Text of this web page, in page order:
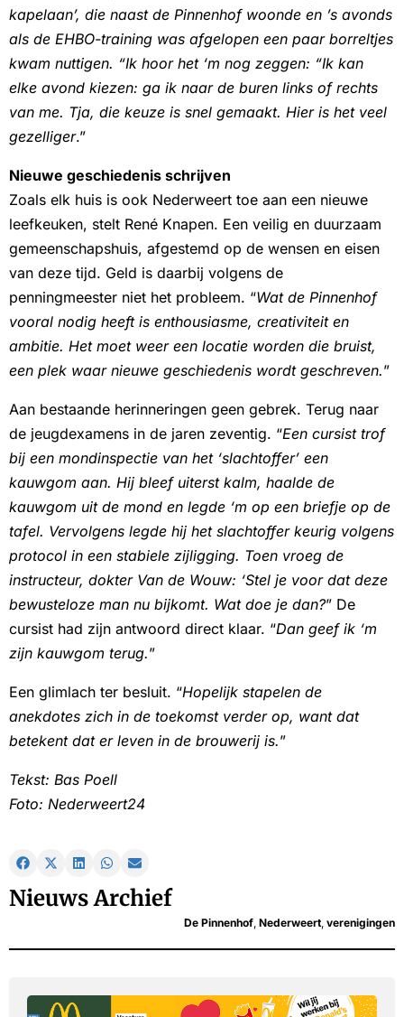
kapelaan’, die naast de Pinnenhof woonde en ’s avonds
als de EHBO-training was afgelopen een paar borreltjes
kwam nuttigen. “Ik hoor het ‘m nog zeggen: “Ik kan
elke avond kiezen: ga ik naar de buren links of rechts
van me. Tja, die keuze is snel gemaakt. Hier is het veel
gezelliger.”
Nieuwe geschiedenis schrijven
Zoals elk huis is ook Nederweert toe aan een nieuwe
leefkeuken, stelt René Knapen. Een veilig en duurzaam
gemeenschapshuis, afgestemd op de wensen en eisen
van deze tijd. Geld is daarbij volgens de
penningmeester niet het probleem. “Wat de Pinnenhof
vooral nodig heeft is enthousiasme, creativiteit en
ambitie. Het moet weer een locatie worden die bruist,
een plek waar nieuwe geschiedenis wordt geschreven.”
Aan bestaande herinneringen geen gebrek. Terug naar
de jeugdexamens in de jaren zeventig. “Een cursist trof
bij een mondinspectie van het ‘slachtoffer’ een
kauwgom aan. Hij bleef uiterst kalm, haalde de
kauwgom uit de mond en legde ‘m op een briefje op de
tafel. Vervolgens legde hij het slachtoffer keurig volgens
protocol in een stabiele zijligging. Toen vroeg de
instructeur, dokter Van de Wouw: ‘Stel je voor dat deze
bewusteloze man nu bijkomt. Wat doe je dan?” De
cursist had zijn antwoord direct klaar. “Dan geef ik ‘m
zijn kauwgom terug.”
Een glimlach ter besluit. “Hopelijk stapelen de
anekdotes zich in de toekomst verder op, want dat
betekent dat er leven in de brouwerij is.”
Tekst: Bas Poell
Foto: Nederweert24
Nieuws Archief
De Pinnenhof Nederweert verenigingen